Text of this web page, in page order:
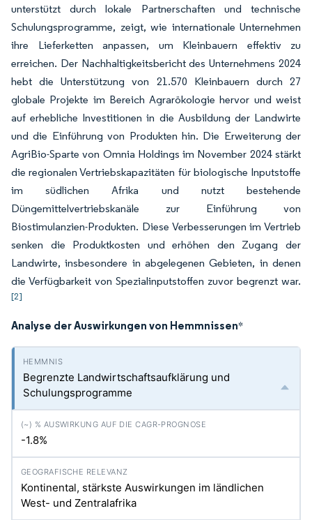
unterstützt durch lokale Partnerschaften und technische
Schulungsprogramme, zeigt, wie internationale Unternehmen
ihre Lieferketten anpassen, um Kleinbauern effektiv zu
erreichen. Der Nachhaltigkeitsbericht des Unternehmens 2024
hebt die Unterstützung von 21.570 Kleinbauern durch 27
globale Projekte im Bereich Agrarökologie hervor und weist
auf erhebliche Investitionen in die Ausbildung der Landwirte
und die Einführung von Produkten hin. Die Erweiterung der
AgriBio-Sparte von Omnia Holdings im November 2024 stärkt
die regionalen Vertriebskapazitäten für biologische Inputstoffe
im südlichen Afrika und nutzt bestehende
Düngemittelvertriebskanäle zur Einführung von
Biostimulanzien-Produkten. Diese Verbesserungen im Vertrieb
senken die Produktkosten und erhöhen den Zugang der
Landwirte, insbesondere in abgelegenen Gebieten, in denen
die Verfügbarkeit von Spezialinputstoffen zuvor begrenzt war.
[2]
Analyse der Auswirkungen von Hemmnissen*
Begrenzte Landwirtschaftsaufklärung und
Schulungsprogramme
-1.8%
Kontinental, stärkste Auswirkungen im ländlichen
West- und Zentralafrika